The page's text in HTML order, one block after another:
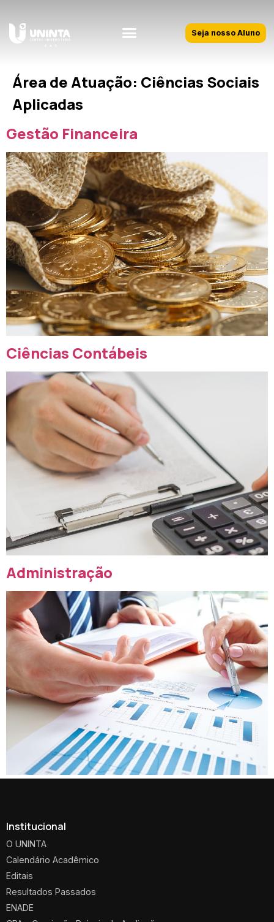
Seja nosso Aluno
Área de Atuação: Ciências Sociais
Aplicadas
Gestão Financeira
Ciências Contábeis
Administração
Institucional
O UNINTA
Calendário Acadêmico
Editais
Resultados Passados
ENADE